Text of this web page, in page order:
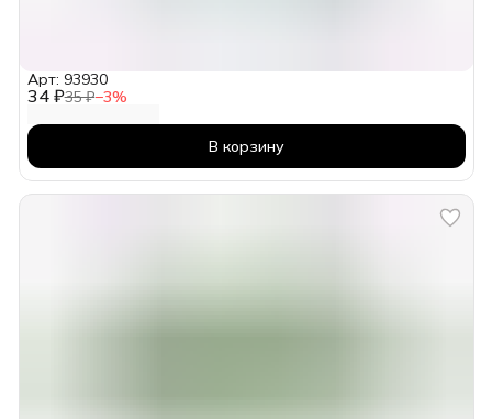
34 ₽35 ₽−3%
Арт: 93930
В корзину